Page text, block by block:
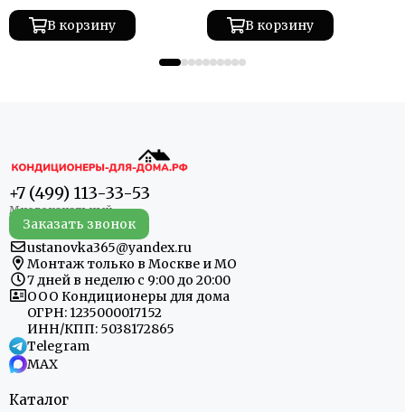
В корзину В корзину
+7 (499) 113-33-53
Заказать звонок
ustanovka365@yandex.ru
Монтаж только в Москве и МО
7 дней в неделю с 9:00 до 20:00
ООО Кондиционеры для дома
ОГРН: 1235000017152
ИНН/КПП: 5038172865
Telegram
MAX
Каталог